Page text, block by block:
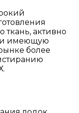
активно
и имеющую
более